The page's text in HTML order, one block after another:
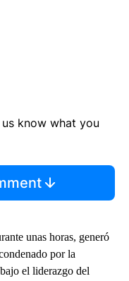
know what you
unas horas, generó
por la
el liderazgo del